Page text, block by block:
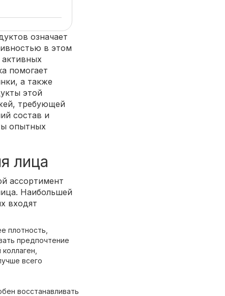
означает
в этом
помогает
а также
этой
требующей
состав и
опытных
лица
ассортимент
Наибольшей
входят
плотность,
предпочтение
всего
восстанавливать